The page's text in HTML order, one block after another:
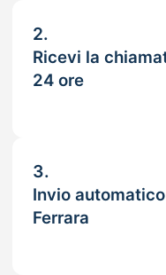
2.
Ricevi la
24 ore
3.
Invio
Ferrara